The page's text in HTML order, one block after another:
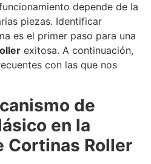
depende de la
piezas. Identificar
es el primer paso para una
exitosa. A continuación,
con las que nos
de
en la
Cortinas Roller